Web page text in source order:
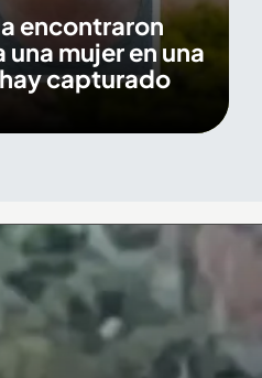
encontraron
una mujer en una
capturado